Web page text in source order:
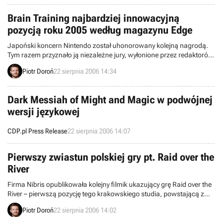
Brain Training najbardziej innowacyjną
pozycją roku 2005 według magazynu Edge
Japoński koncern Nintendo został uhonorowany kolejną nagrodą.
Tym razem przyznało ją niezależne jury, wyłonione przez redaktorów
poczytnego magazynu Edge. Nagrodzonym produktem okazała się
gra Dr. Kawashima's Brain Training. Jej producenci zostali
Piotr Doroń22 sierpnia 2006 14:34
Dark Messiah of Might and Magic w podwójnej
wersji językowej
CDP.pl Press Release22 sierpnia 2006 14:07
Pierwszy zwiastun polskiej gry pt. Raid over the
River
Firma Nibris opublikowała kolejny filmik ukazujący grę Raid over the
River – pierwszą pozycję tego krakowskiego studia, powstającą z
myślą o konsoli Nintendo DS. Po krótkim demie technologicznym (o
którym wspominaliśmy w tym miejscu) przyszła pora na
Piotr Doroń22 sierpnia 2006 14:02